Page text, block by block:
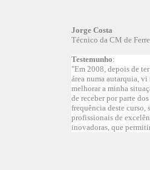
Jorge Costa
Técnico da CM de
Testemunho:
"Em 2008, depois de
área numa autarquia,
melhorar a minha
de receber por parte
frequência deste curso,
profissionais de
inovadoras, que